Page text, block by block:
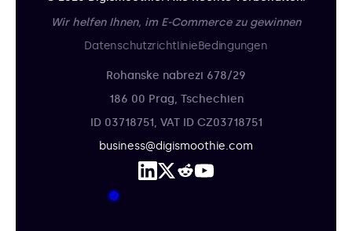
Wir helfen Ihnen, im E-Commerce zu gewinnen
DatenschutzrichtlinieBedingungen
Rohanske nabrezi 678/29
186 00 Prag, Tschechien
ID 03718751, VAT ID CZ03718751
business@digismoothie.com